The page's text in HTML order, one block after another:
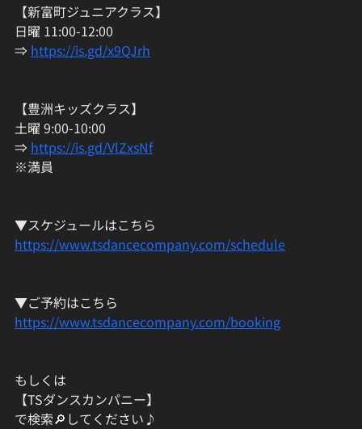
【新富町ジュニアクラス】
日曜 11:00-12:00
⇒ https://is.gd/x9QJrh
【豊洲キッズクラス】
土曜 9:00-10:00
⇒ https://is.gd/VlZxsNf
※満員
▼スケジュールはこちら
https://www.tsdancecompany.com/schedule
▼ご予約はこちら
https://www.tsdancecompany.com/booking
もしくは
【TSダンスカンパニー】
で検索🔎してください♪